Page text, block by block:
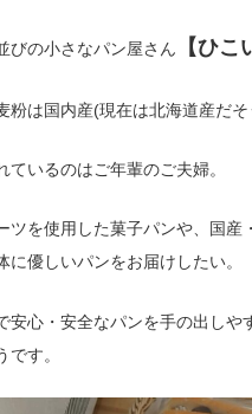
びの小さなパン屋さん 【ひこ
粉は国内産(現在は北海道産だそ
ているのはご年輩のご夫婦。
ツを使用した菓子パンや、国産
に優しいパンをお届けしたい。
安心・安全なパンを手の出しや
です。